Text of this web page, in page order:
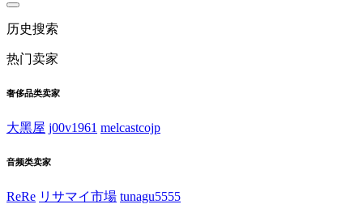
历史搜索
热门卖家
奢侈品类卖家
大黑屋 j00v1961 melcastcojp
音频类卖家
ReRe リサマイ市場 tunagu5555